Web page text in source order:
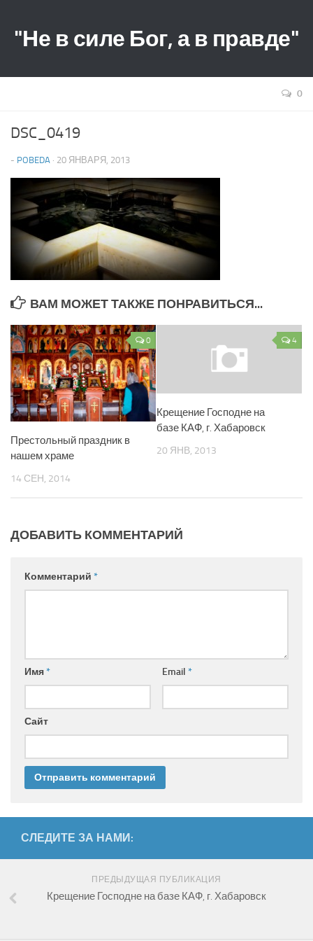
"Не в силе Бог, а в правде"
0
DSC_0419
- POBEDA · 20 ЯНВАРЯ, 2013
ВАМ МОЖЕТ ТАКЖЕ ПОНРАВИТЬСЯ...
0
Престольный праздник в
нашем храме
14 СЕН, 2014
4
Крещение Господне на
базе КАФ, г. Хабаровск
20 ЯНВ, 2013
ДОБАВИТЬ КОММЕНТАРИЙ
Комментарий *
Имя* Email *
Сайт
СЛЕДИТЕ ЗА НАМИ:
ПРЕДЫДУЩАЯ ПУБЛИКАЦИЯ
Крещение Господне на базе КАФ, г. Хабаровск